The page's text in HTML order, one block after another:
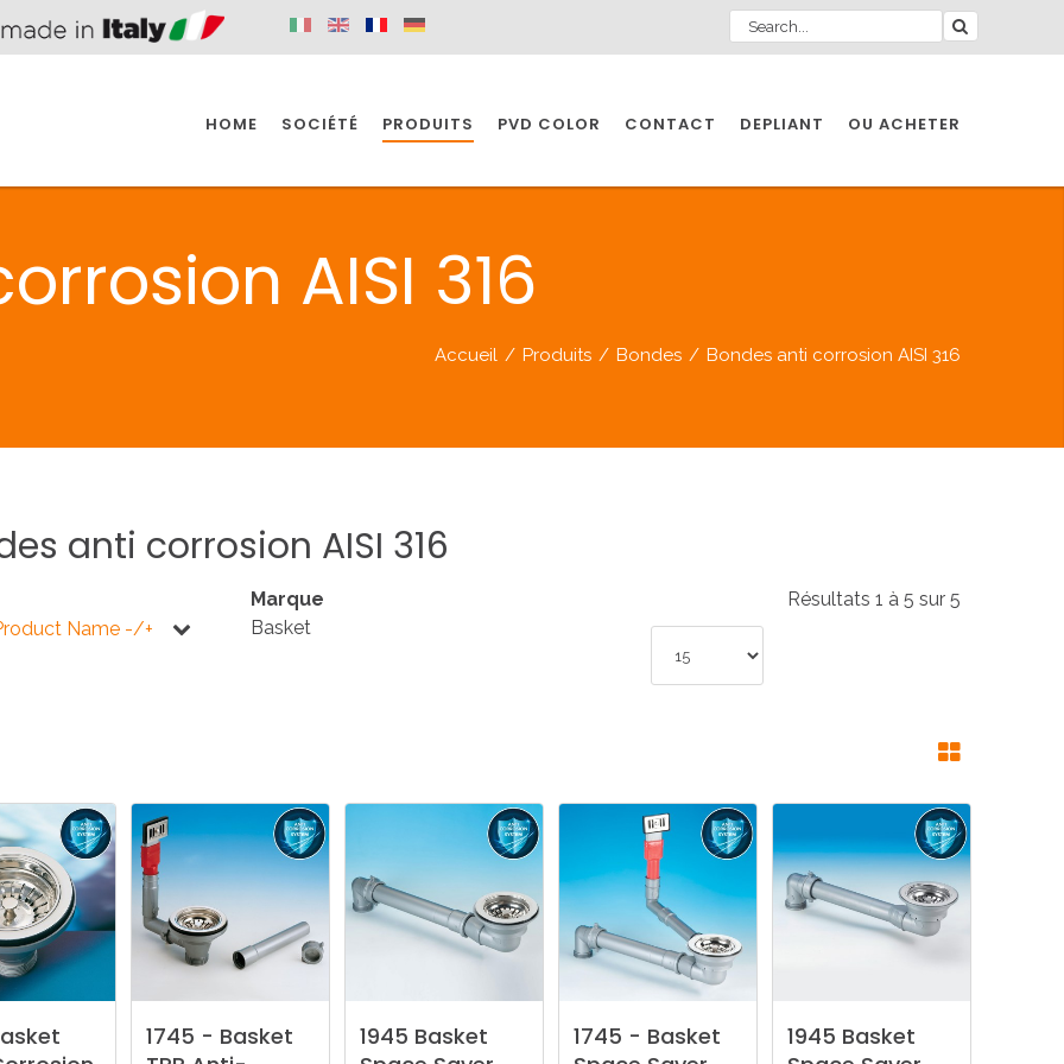
HOME SOCIÉTÉ PRODUITS
SALLE DE BAIN INDUSTRIE
NEWS 2025
PVD COLOR CONTACT DEPLIANT
OU ACHETER
AISI 316
Accueil / Produits / Bondes / Bondes anti corrosion AISI 316
anti corrosion AISI 316
Name -/+
Marque
Basket
Résultats 1 à 5 sur 5
1745 - Basket
1945 Basket
1745 - Basket
1945 Basket